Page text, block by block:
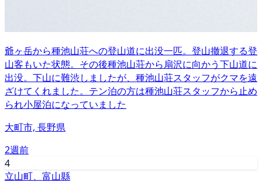
爺ヶ岳から種池山荘への登山道に出没一匹。登山撤退する登
山客もいた状態。その後種池山荘から扇沢に向かう下山道に
出没。下山に難渋しましたが、種池山荘スタッフがクマを遠
ざけてくれました。テン泊の方は種池山荘スタッフから止め
られ小屋泊になっていました
大町市, 長野県
2週前
4
立山町、富山縣